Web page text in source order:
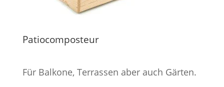
Patiocomposteur
Für Balkone, Terrassen aber auch Gärten.